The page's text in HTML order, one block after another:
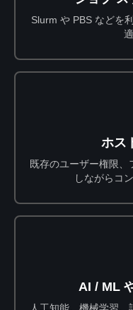
Slurm や PBS などを
ホス
既存のユーザー権限
しながらコ
AI / ML